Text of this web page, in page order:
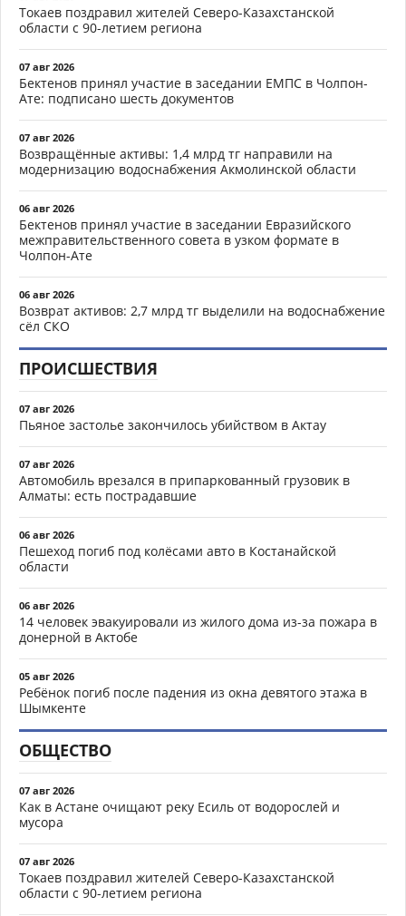
Токаев поздравил жителей Северо-Казахстанской
области с 90-летием региона
07 авг 2026
Бектенов принял участие в заседании ЕМПС в Чолпон-
Ате: подписано шесть документов
07 авг 2026
Возвращённые активы: 1,4 млрд тг направили на
модернизацию водоснабжения Акмолинской области
06 авг 2026
Бектенов принял участие в заседании Евразийского
межправительственного совета в узком формате в
Чолпон-Ате
06 авг 2026
Возврат активов: 2,7 млрд тг выделили на водоснабжение
сёл СКО
ПРОИСШЕСТВИЯ
07 авг 2026
Пьяное застолье закончилось убийством в Актау
07 авг 2026
Автомобиль врезался в припаркованный грузовик в
Алматы: есть пострадавшие
06 авг 2026
Пешеход погиб под колёсами авто в Костанайской
области
06 авг 2026
14 человек эвакуировали из жилого дома из-за пожара в
донерной в Актобе
05 авг 2026
Ребёнок погиб после падения из окна девятого этажа в
Шымкенте
ОБЩЕСТВО
07 авг 2026
Как в Астане очищают реку Есиль от водорослей и
мусора
07 авг 2026
Токаев поздравил жителей Северо-Казахстанской
области с 90-летием региона